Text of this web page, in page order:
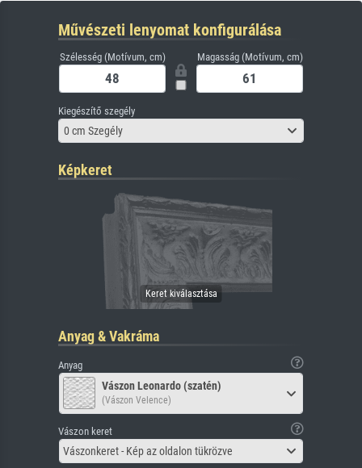
Művészeti lenyomat konfigurálása
Szélesség (Motívum, cm) Magasság (Motívum, cm)
Kiegészítő szegély
0 cm Szegély
Képkeret
Anyag & Vakráma
Anyag
Vászon Leonardo (szatén)
(Vászon Velence)
Vászon keret
Vászonkeret - Kép az oldalon tükrözve